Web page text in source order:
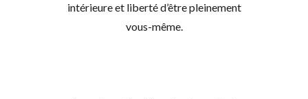
intérieure et liberté d’être pleinement
vous-même.